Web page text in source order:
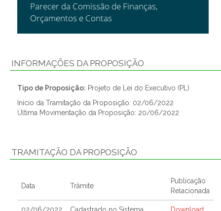
Parecer da Comissão de Finanças,
Orçamentos e Contas
INFORMAÇÕES DA PROPOSIÇÃO
Tipo de Proposição: Projeto de Lei do Executivo (PL)
Início da Tramitação da Proposição: 02/06/2022
Última Movimentação da Proposição: 20/06/2022
TRAMITAÇÃO DA PROPOSIÇÃO
Data Trâmite
Publicação
Relacionada